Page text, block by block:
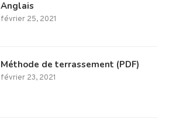
Anglais
février 25, 2021
Méthode de terrassement (PDF)
février 23, 2021